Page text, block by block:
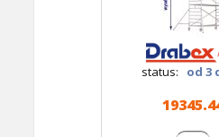
status: od 3